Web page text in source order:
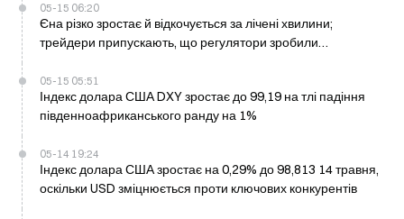
05-15 06:20
Єна різко зростає й відкочується за лічені хвилини;
трейдери припускають, що регулятори зробили
05-15 05:51
Індекс долара США DXY зростає до 99,19 на тлі падіння
південноафриканського ранду на 1%
05-14 19:24
Індекс долара США зростає на 0,29% до 98,813 14 травня,
оскільки USD зміцнюється проти ключових конкурентів